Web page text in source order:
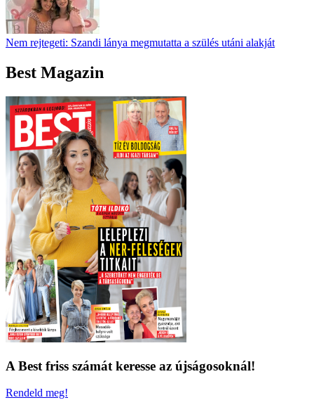
Nem rejtegeti: Szandi lánya megmutatta a szülés utáni alakját
Best Magazin
A Best friss számát keresse az újságosoknál!
Rendeld meg!